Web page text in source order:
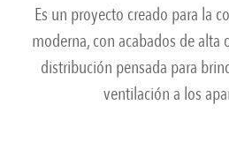
Es un proyecto creado para la
moderna, con acabados de alta
distribución pensada para
ventilación a los